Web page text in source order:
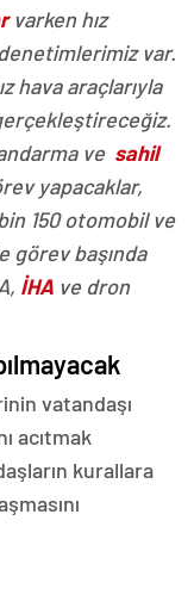
varken hız
var.
hava araçlarıyla
ve sahil
yapacaklar,
150 otomobil ve
görev başında
İHA ve dron
vatandaşı
acıtmak
kurallara